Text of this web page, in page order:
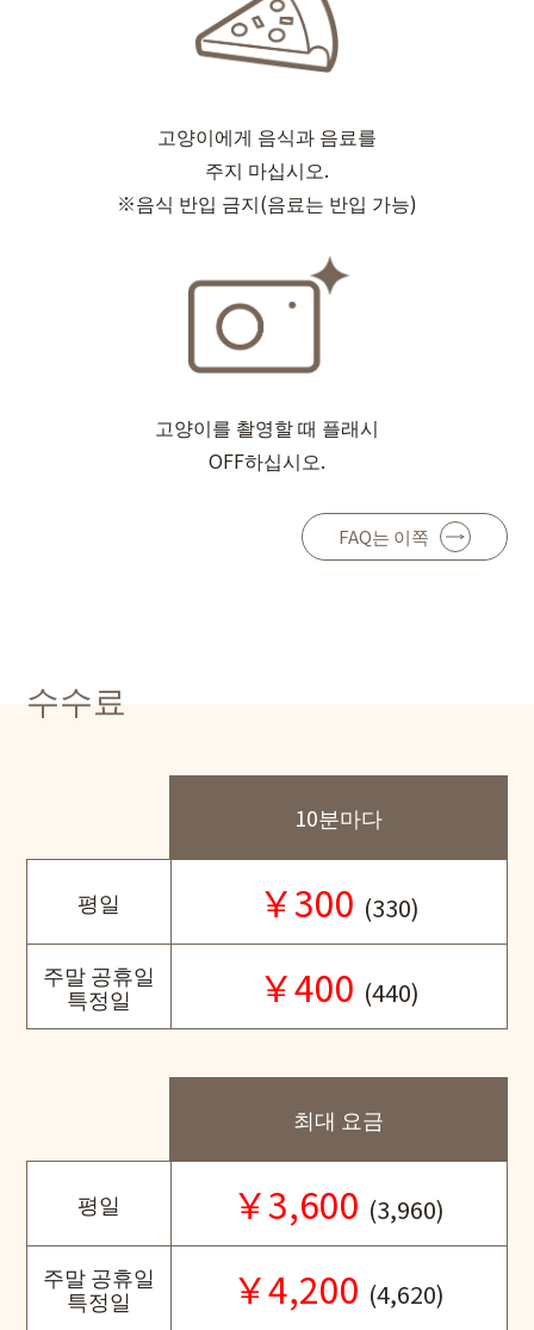
고양이에게 음식과 음료를
주지 마십시오.
※음식 반입 금지(음료는 반입 가능)
고양이를 촬영할 때 플래시
OFF하십시오.
FAQ는 이쪽
수수료
10분마다
평일 ￥300 (330)
주말 공휴일
특정일 ￥400 (440)
최대 요금
평일 ￥3,600 (3,960)
주말 공휴일
특정일 ￥4,200 (4,620)